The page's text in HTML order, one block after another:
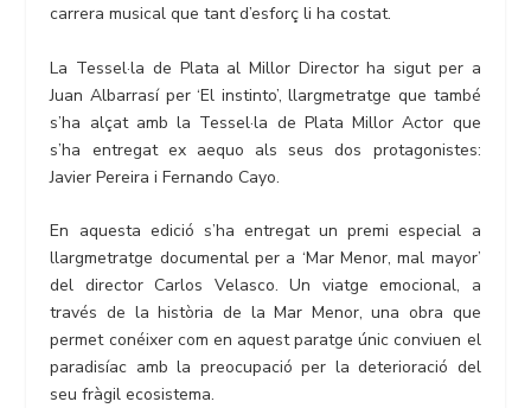
carrera musical que tant d’esforç li ha costat.
La Tessel·la de Plata al Millor Director ha sigut per a
Juan Albarrasí per ‘El instinto’, llargmetratge que també
s’ha alçat amb la Tessel·la de Plata Millor Actor que
s’ha entregat ex aequo als seus dos protagonistes:
Javier Pereira i Fernando Cayo.
En aquesta edició s’ha entregat un premi especial a
llargmetratge documental per a ‘Mar Menor, mal mayor’
del director Carlos Velasco. Un viatge emocional, a
través de la història de la Mar Menor, una obra que
permet conéixer com en aquest paratge únic conviuen el
paradisíac amb la preocupació per la deterioració del
seu fràgil ecosistema.